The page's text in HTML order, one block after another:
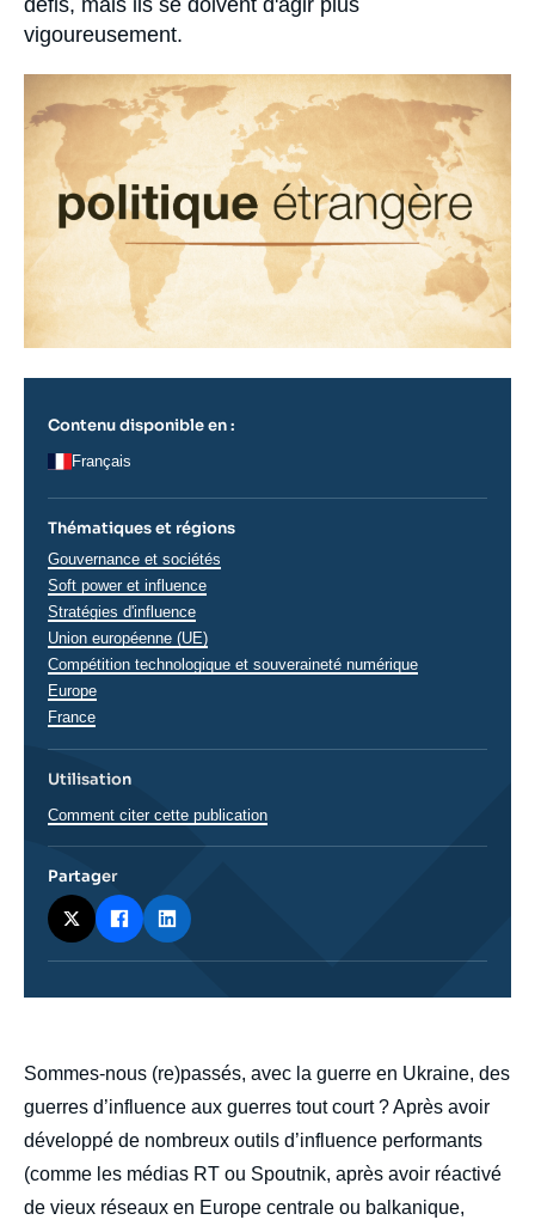
défis, mais ils se doivent d'agir plus
vigoureusement.
principale
body
Sommes-nous (re)passés, avec la guerre en Ukraine, des
guerres d’influence aux guerres tout court ? Après avoir
développé de nombreux outils d’influence performants
(comme les médias RT ou Spoutnik, après avoir réactivé
de vieux réseaux en Europe centrale ou balkanique,
Contenu disponible en :
Français
Thématiques et régions
Thématiques
analyses
Gouvernance et sociétés
Soft power et influence
Stratégies d'influence
Union européenne (UE)
Compétition technologique et souveraineté numérique
Régions
Europe
France
Utilisation
Comment citer cette publication
Partager